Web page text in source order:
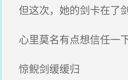
但这次，她的剑卡在了剑
心里莫名有点想信任一
惊鲵剑缓缓归